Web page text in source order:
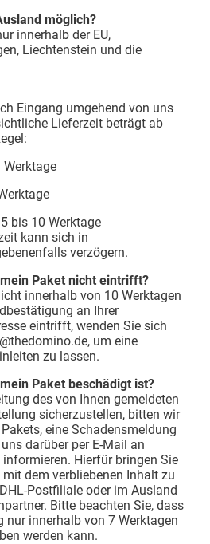
möglich?
innerhalb der EU,
Liechtenstein und die
Eingang umgehend von uns
Lieferzeit beträgt ab
bis 10 Werktage
kann sich in
verzögern.
Paket nicht eintrifft?
innerhalb von 10 Werktagen
an Ihrer
eintrifft, wenden Sie sich
um eine
zu lassen.
Paket beschädigt ist?
des von Ihnen gemeldeten
sicherzustellen, bitten wir
eine Schadensmeldung
darüber per E-Mail an
Hierfür bringen Sie
dem verbliebenen Inhalt zu
Postfiliale oder im Ausland
Bitte beachten Sie, dass
nur innerhalb von 7 Werktagen
werden kann.